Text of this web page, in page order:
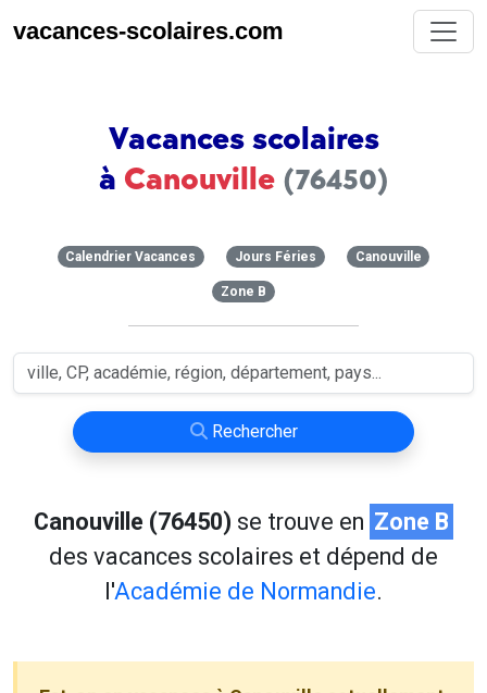
vacances-scolaires.com
Vacances scolaires
à Canouville (76450)
Calendrier Vacances Jours Féries Canouville
Zone B
Rechercher
Canouville (76450) se trouve en Zone B
des vacances scolaires et dépend de
l'Académie de Normandie.